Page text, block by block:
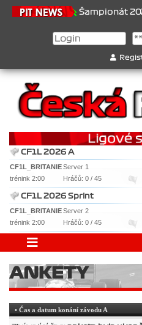
Šampionát 2026/1 je
CF1L 2026 A
CF1L_BRITANIEServer 1
trénink 2:00
Hráčů: 0 / 45
CF1L 2026 Sprint
CF1L_BRITANIEServer 2
trénink 2:00
Hráčů: 0 / 45
ANKETY
• Čas a datum konání závodu A